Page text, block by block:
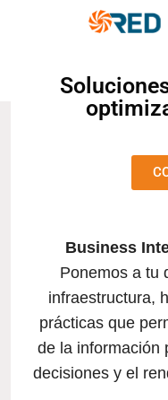
Business
Ponemos a tu
infraestructura,
prácticas que
de la información
decisiones y el